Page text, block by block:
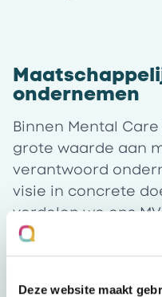
Deze website maakt
ondernemen
Binnen Mental
grote waarde aan
verantwoord
visie in concrete
verdelen we ons
thema’s: zorgen
voor cliënten en